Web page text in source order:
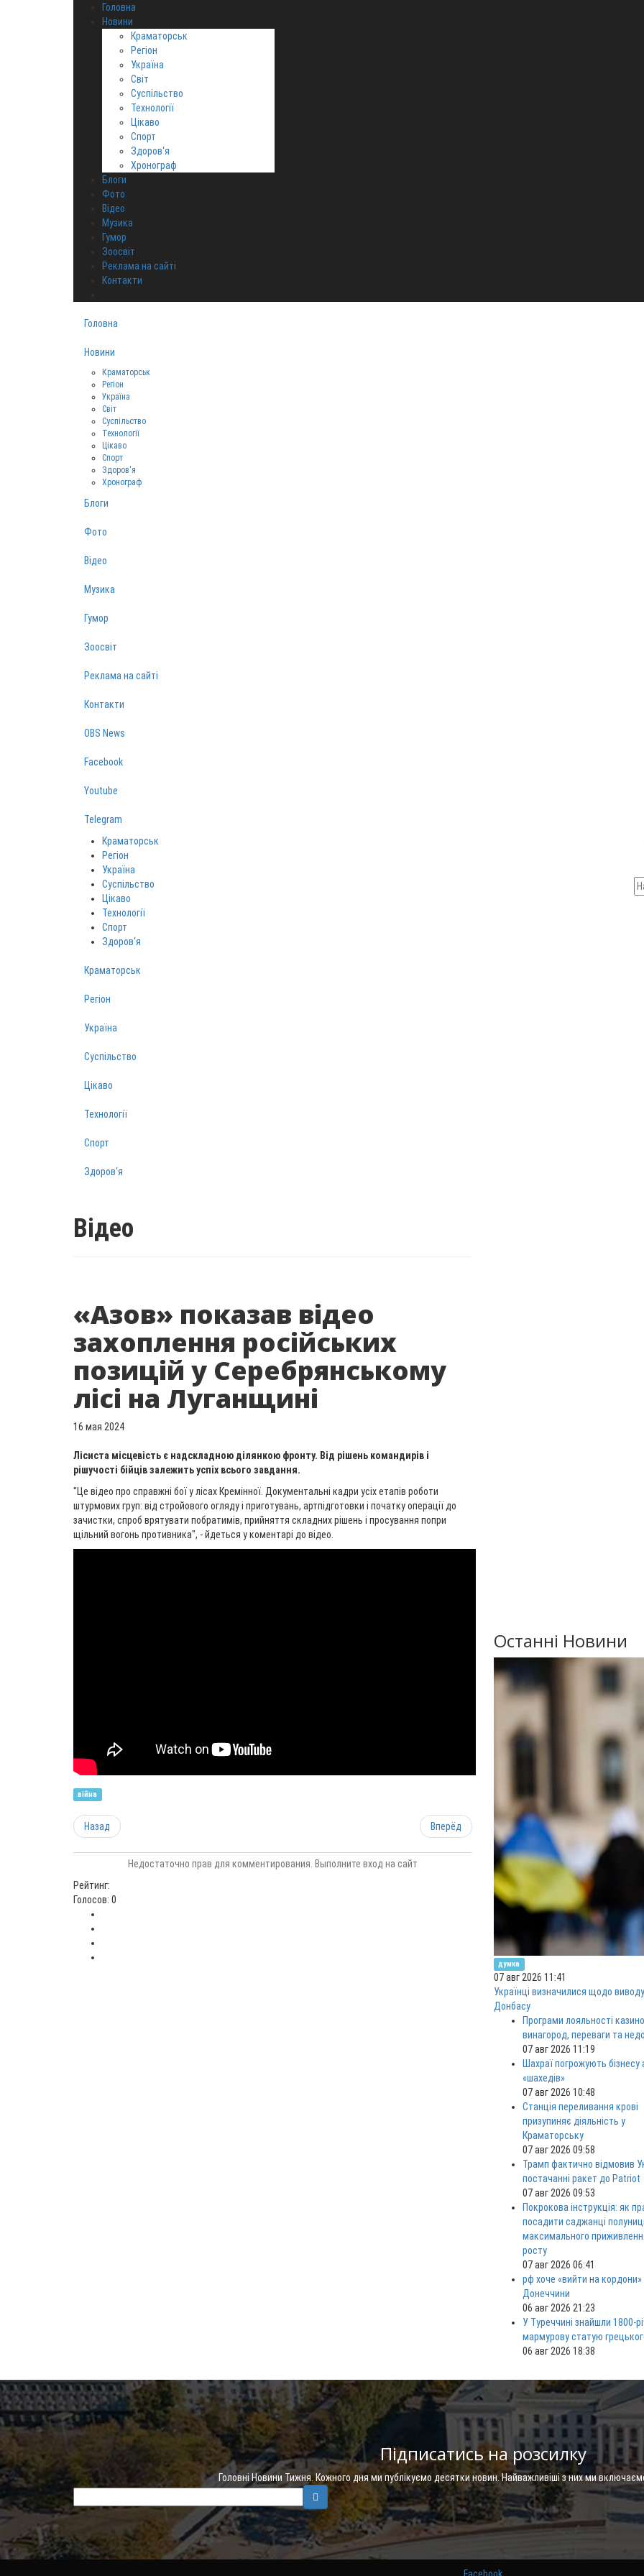
Головна
Новини
Краматорськ
Регіон
Україна
Світ
Суспільство
Технології
Цікаво
Спорт
Здоров‘я
Хронограф
Блоги
Фото
Відео
Музика
Гумор
Зоосвіт
Реклама на сайті
Контакти
Головна
Новини
Краматорськ
Регіон
Україна
Світ
Суспільство
Технології
Цікаво
Спорт
Здоров‘я
Хронограф
Блоги
Фото
Відео
Музика
Гумор
Зоосвіт
Реклама на сайті
Контакти
OBS News
Facebook
Youtube
Telegram
Краматорськ
Регіон
Україна
Суспільство
Цікаво
Технології
Спорт
Здоров‘я
Краматорськ
Регіон
Україна
Суспільство
Цікаво
Технології
Спорт
Здоров‘я
Відео
«Азов» показав відео
захоплення російських
позицій у Серебрянському
лісі на Луганщині
16 мая 2024
Лісиста місцевість є надскладною ділянкою фронту. Від рішень командирів і
рішучості бійців залежить успіх всього завдання.
"Це відео про справжні бої у лісах Кремінної. Документальні кадри усіх етапів роботи
штурмових груп: від стройового огляду і приготувань, артпідготовки і початку операції до
зачистки, спроб врятувати побратимів, прийняття складних рішень і просування попри
щільний вогонь противника", - йдеться у коментарі до відео.
війна
Назад Вперёд
Недостаточно прав для комментирования. Выполните вход на сайт
Рейтинг:
Голосов: 0
Останні Новини
думка
07 авг 2026 11:41
Українці визначилися щодо виводу
Донбасу
Програми лояльності
винагород, переваги та
07 авг 2026 11:19
Шахраї погрожують бізнесу
«шахедів»
07 авг 2026 10:48
Станція переливання крові
призупиняє діяльність у
Краматорську
07 авг 2026 09:58
Трамп фактично відмовив
постачанні ракет до Patriot
07 авг 2026 09:53
Покрокова інструкція: як
посадити саджанці
максимального
росту
07 авг 2026 06:41
рф хоче «вийти на кордони»
Донеччини
06 авг 2026 21:23
У Туреччині знайшли 1800-
мармурову статую
06 авг 2026 18:38
Підписатись на розсилку
Головні Новини Тижня. Кожного дня ми публікуємо десятки новин. Найважливіші з них ми